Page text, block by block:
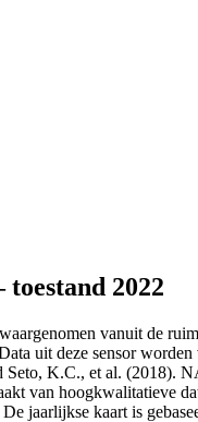
2022
vanuit de
uit deze sensor
K.C., et al. (2018).
van hoogkwalitatieve
jaarlijkse kaart is